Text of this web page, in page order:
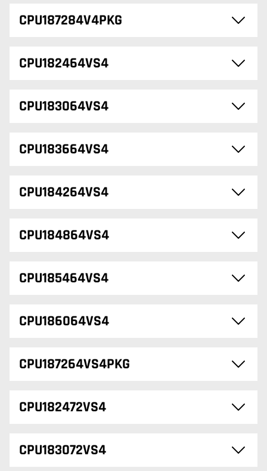
CPU187284V4PKG
CPU182464VS4
CPU183064VS4
CPU183664VS4
CPU184264VS4
CPU184864VS4
CPU185464VS4
CPU186064VS4
CPU187264VS4PKG
CPU182472VS4
CPU183072VS4